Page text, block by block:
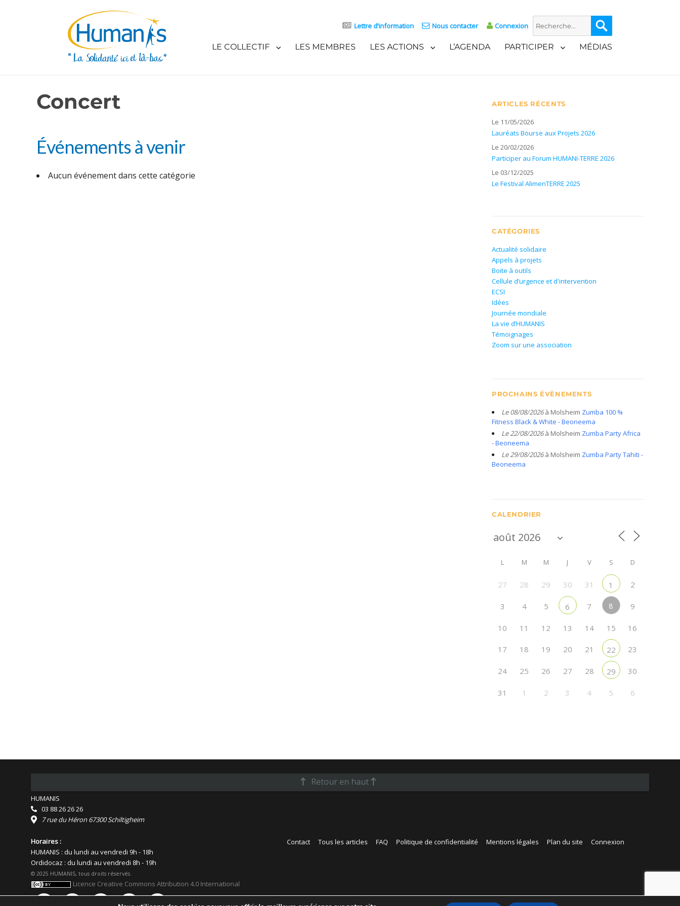
Lettre d’information Nous contacter Connexion
Recherche
pour :
LE COLLECTIF LES MEMBRES LES ACTIONS L’AGENDA PARTICIPER MÉDIAS
Concert
Événements à venir
Aucun événement dans cette catégorie
ARTICLES RÉCENTS
Le 11/05/2026
Lauréats Bourse aux Projets 2026
Le 20/02/2026
Participer au Forum HUMANI-TERRE 2026
Le 03/12/2025
Le Festival AlimenTERRE 2025
CATÉGORIES
Actualité solidaire
Appels à projets
Boite à outils
Cellule d’urgence et d'intervention
ECSI
Idées
Journée mondiale
La vie d’HUMANIS
Témoignages
Zoom sur une association
PROCHAINS ÉVÈNEMENTS
Le 08/08/2026à Molsheim Zumba 100 %
Fitness Black & White - Beoneema
Le 22/08/2026à Molsheim Zumba Party Africa
- Beoneema
Le 29/08/2026à Molsheim Zumba Party Tahiti -
Beoneema
CALENDRIER
L M M J V S D
27 28 29 30 31 1 2
3 4 5 6 7 8 9
10 11 12 13 14 15 16
17 18 19 20 21 22 23
24 25 26 27 28 29 30
31 1 2 3 4 5 6
Retour en haut
Contact Tous les articles FAQ Politique de confidentialité Mentions légales Plan du site Connexion
HUMANIS
03 88 26 26 26
7 rue du Héron 67300 Schiltigheim
Horaires :
HUMANIS : du lundi au vendredi 9h - 18h
Ordidocaz : du lundi au vendredi 8h - 19h
© 2025 HUMANIS, tous droits réservés.
Licence Creative Commons Attribution 4.0 International